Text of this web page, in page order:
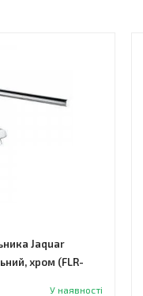
Jaquar
хром (FLR-
У наявності